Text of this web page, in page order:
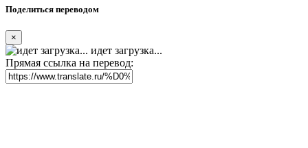
Поделиться переводом
×
идет загрузка...
Прямая ссылка на перевод: